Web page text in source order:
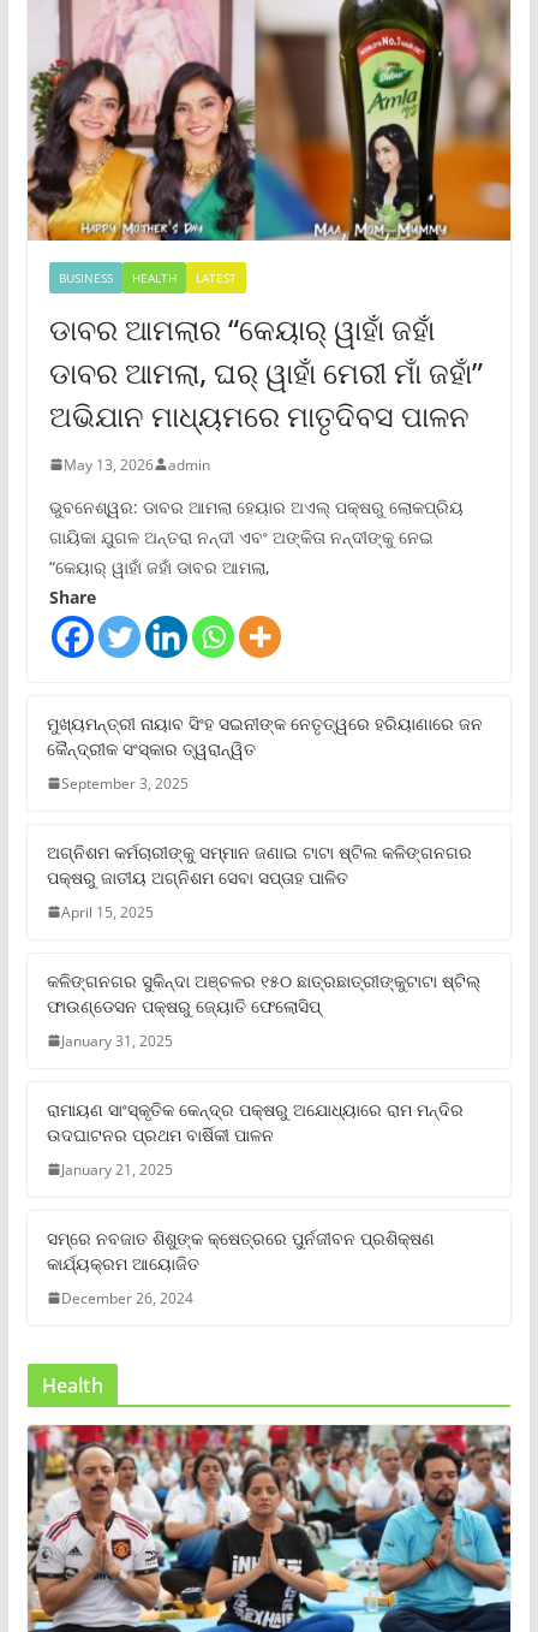
BUSINESS HEALTH LATEST
ଡାବର ଆମଲାର “କେୟାର୍ ୱାହାଁ ଜହାଁ
ଡାବର ଆମଲା, ଘର୍ ୱାହାଁ ମେରୀ ମାଁ ଜହାଁ”
ଅଭିଯାନ ମାଧ୍ୟମରେ ମାତୃଦିବସ ପାଳନ
May 13, 2026 admin
ଭୁବନେଶ୍ୱର: ଡାବର ଆମଲା ହେୟାର ଅଏଲ୍ ପକ୍ଷରୁ ଲୋକପ୍ରିୟ
ଗାୟିକା ଯୁଗଳ ଅନ୍ତରା ନନ୍ଦୀ ଏବଂ ଅଙ୍କିତା ନନ୍ଦୀଙ୍କୁ ନେଇ
“କେୟାର୍ ୱାହାଁ ଜହାଁ ଡାବର ଆମଲା,
Share
ମୁଖ୍ୟମନ୍ତ୍ରୀ ନାୟାବ ସିଂହ ସଇନୀଙ୍କ ନେତୃତ୍ୱରେ ହରିୟାଣାରେ ଜନ
କୈନ୍ଦ୍ରୀକ ସଂସ୍କାର ତ୍ୱରାନ୍ୱିତ
September 3, 2025
ଅଗ୍ନିଶମ କର୍ମଚାରୀଙ୍କୁ ସମ୍ମାନ ଜଣାଇ ଟାଟା ଷ୍ଟିଲ କଳିଙ୍ଗନଗର
ପକ୍ଷରୁ ଜାତୀୟ ଅଗ୍ନିଶମ ସେବା ସପ୍ତାହ ପାଳିତ
April 15, 2025
କଳିଙ୍ଗନଗର ସୁକିନ୍ଦା ଅଞ୍ଚଳର ୧୫୦ ଛାତ୍ରଛାତ୍ରୀଙ୍କୁଟାଟା ଷ୍ଟିଲ୍
ଫାଉଣ୍ଡେସନ ପକ୍ଷରୁ ଜ୍ୟୋତି ଫେଲୋସିପ୍‌
January 31, 2025
ରାମାୟଣ ସାଂସ୍କୃତିକ କେନ୍ଦ୍ର ପକ୍ଷରୁ ଅଯୋଧ୍ୟାରେ ରାମ ମନ୍ଦିର
ଉଦଘାଟନର ପ୍ରଥମ ବାର୍ଷିକୀ ପାଳନ
January 21, 2025
ସମ୍‌ରେ ନବଜାତ ଶିଶୁଙ୍କ କ୍ଷେତ୍ରରେ ପୁର୍ନଜୀବନ ପ୍ରଶିକ୍ଷଣ
କାର୍ଯ୍ୟକ୍ରମ ଆୟୋଜିତ
December 26, 2024
Health